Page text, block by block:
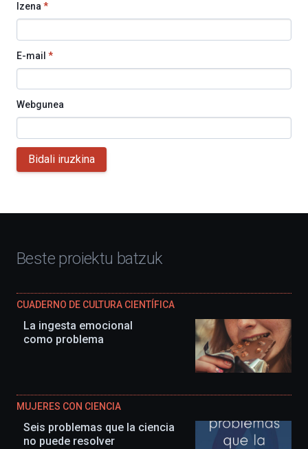
Izena*
E-mail *
Webgunea
Bidali iruzkina
Beste proiektu batzuk
CUADERNO DE CULTURA CIENTÍFICA
La ingesta emocional
como problema
MUJERES CON CIENCIA
Seis problemas que la ciencia
no puede resolver